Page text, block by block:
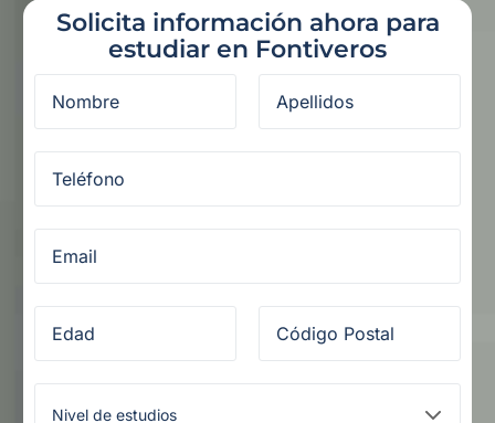
Solicita información ahora para
estudiar en Fontiveros